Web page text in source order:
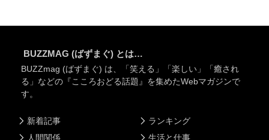
BUZZMAG (ばずまぐ) とは…
BUZZmag (ばずまぐ) は、「笑える」「楽しい」「癒され
る」などの『こころおどる話題』を集めたWebマガジンで
す。
新着記事
人間関係
ランキング
生活と仕事